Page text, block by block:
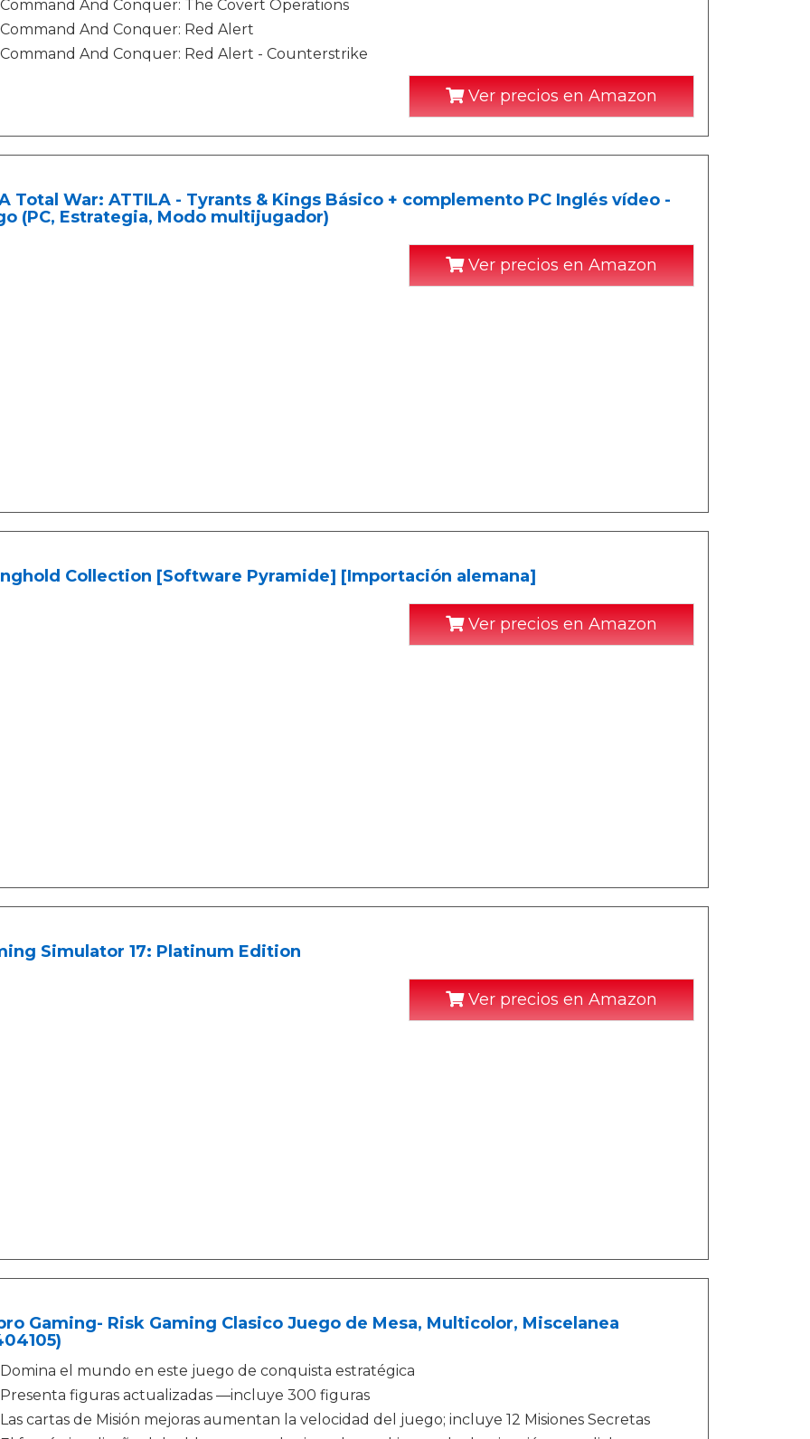
Command And Conquer: The Covert Operations
Command And Conquer: Red Alert
Command And Conquer: Red Alert - Counterstrike
Ver precios en Amazon
Total War: ATTILA - Tyrants & Kings Básico + complemento PC Inglés vídeo -
(PC, Estrategia, Modo multijugador)
Ver precios en Amazon
Collection [Software Pyramide] [Importación alemana]
Ver precios en Amazon
Simulator 17: Platinum Edition
Ver precios en Amazon
Gaming- Risk Gaming Clasico Juego de Mesa, Multicolor, Miscelanea
Domina el mundo en este juego de conquista estratégica
Presenta figuras actualizadas —incluye 300 figuras
Las cartas de Misión mejoras aumentan la velocidad del juego; incluye 12 Misiones Secretas